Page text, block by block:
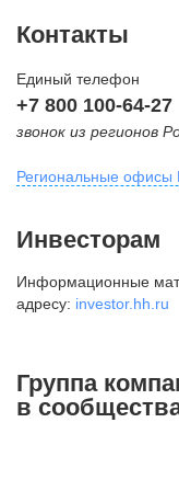
Контакты
Единый телефон
+7 800 100-64-27
звонок из регионов
Региональные офисы
внутригородская
Муниципальный округ
2-я Брестская ул., д.
+7 495 980-64-27
Инвесторам
Информационные
адресу: investor.hh.ru
Группа
в